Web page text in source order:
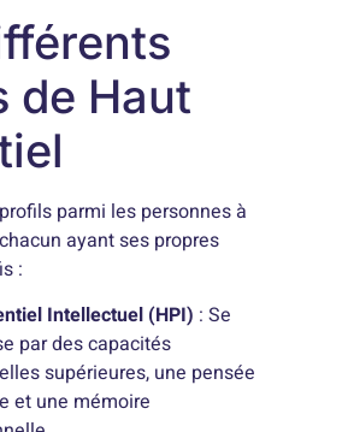
de Haut
parmi les personnes à
ayant ses propres
:
Intellectuel (HPI) : Se
par des capacités
supérieures, une pensée
et une mémoire